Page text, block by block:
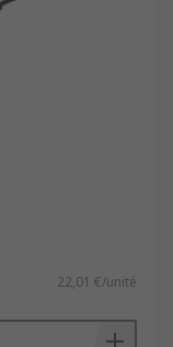
22,01 €/unité